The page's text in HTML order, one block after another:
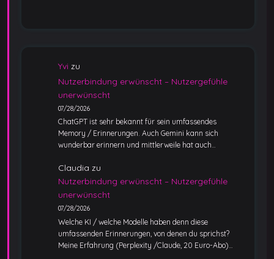
Yvi zu
Nutzerbindung erwünscht – Nutzergefühle
unerwünscht
07/28/2026
ChatGPT ist sehr bekannt für sein umfassendes
Memory / Erinnerungen. Auch Gemini kann sich
wunderbar erinnern und mittlerweile hat auch…
Claudia zu
Nutzerbindung erwünscht – Nutzergefühle
unerwünscht
07/28/2026
Welche KI / welche Modelle haben denn diese
umfassenden Erinnerungen, von denen du sprichst?
Meine Erfahrung (Perplexity /Claude, 20 Euro-Abo)…